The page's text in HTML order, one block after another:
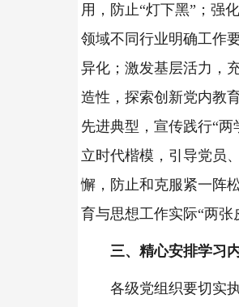
用，防止“灯下黑”；强
领域不同行业明确工作
异化；激发基层活力，
造性，探索创新党内教
先进典型，宣传践行“
立时代楷模，引导党员
懈，防止和克服紧一阵
育与思想工作实际“两张
三、精心安排学习
各级党组织要切实